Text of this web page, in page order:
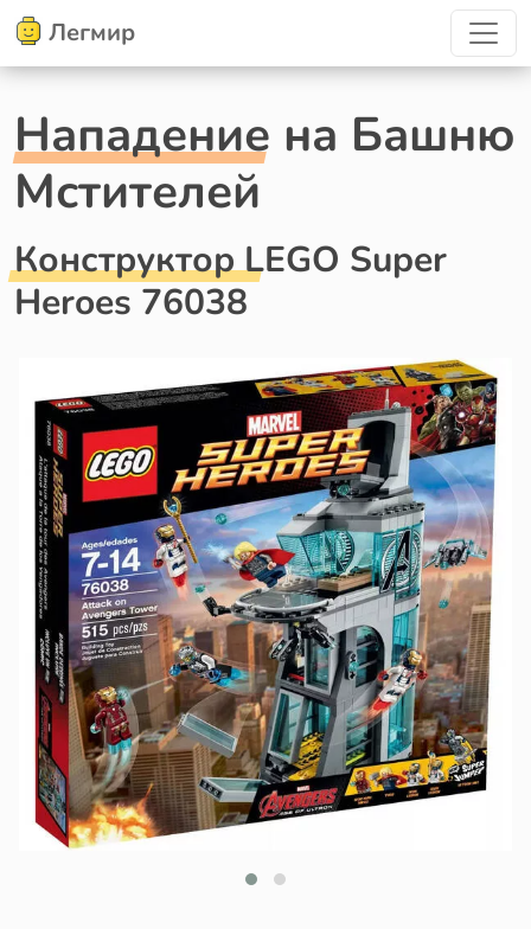
Легмир
Нападение на Башню
Мстителей
Конструктор LEGO Super
Heroes 76038